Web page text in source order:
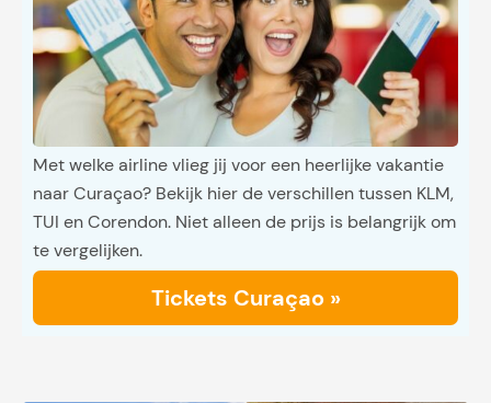
Met welke airline vlieg jij voor een heerlijke vakantie
naar Curaçao? Bekijk hier de verschillen tussen KLM,
TUI en Corendon. Niet alleen de prijs is belangrijk om
te vergelijken.
Tickets Curaçao »